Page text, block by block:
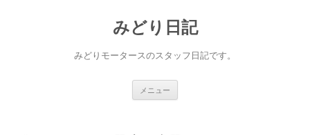
みどり日記
みどりモータースのスタッフ日記です。
メニュー